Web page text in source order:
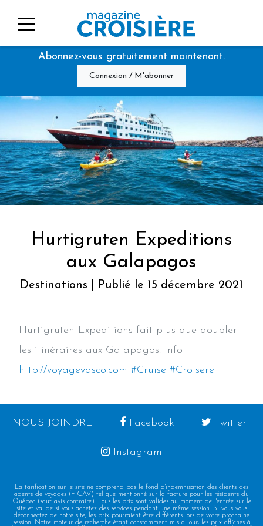
Abonnez-vous gratuitement maintenant.
Connexion / M'abonner
Hurtigruten Expeditions
aux Galapagos
Destinations | Publié le 15 décembre 2021
Hurtigruten Expeditions fait plus que doubler
les itinéraires aux Galapagos. Info
http://voyagevasco.com #Cruise #Croisere
NOUS JOINDRE Facebook Twitter
Instagram
La tarification sur le site ne comprend pas le fond d'indemnisation des clients des
agents de voyages (FICAV) tel que mentionné sur la facture pour les résidents du
Québec (sauf avis contraire). Tous les prix sont valides au moment de l'entrée sur le
site et valide si vous achetez des services pendant une même session. Si vous vous
déconnectez de notre site, les prix pourraient être différents lors de votre prochaine
session. Notre moteur de recherche étant constamment mis à jour, les prix affichés à